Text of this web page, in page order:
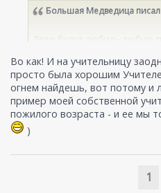
Большая Медведица
не будут учиться, то
ребенок, вероятно, и
Во как! И на учительницу
просто была хорошим
огнем найдешь, вот потому и
пример моей собственной
пожилого возраста - и ее мы
)
1